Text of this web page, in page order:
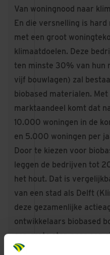
Van woningnood naar
En die versnelling is
met een groot
klimaatdoelen. Deze
ten minste 30% van hun
vijf bouwlagen) zal
biobased materialen.
marktaandeel komt dat
10.000 woningen in de
en 5.000 woningen per
Door te kiezen voor
leggen de bedrijven tot
het hout. Dat is
van een stad als Delft
deze gezamenlijke
ontwikkelaars biobased
een grote stap naar een
ligt Norbert Schotte,